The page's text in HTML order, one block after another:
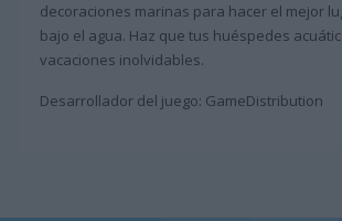
decoraciones marinas para hacer el mejor
bajo el agua. Haz que tus huéspedes
vacaciones inolvidables.
Desarrollador del juego: GameDistribution